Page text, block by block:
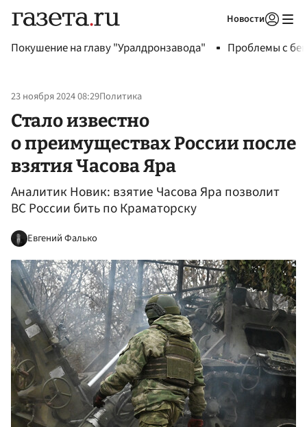
Новости
Покушение на главу "Уралдронзавода" Проблемы с
23 ноября 2024 08:29Политика
Стало известно
о преимуществах России после
взятия Часова Яра
Аналитик Новик: взятие Часова Яра позволит
ВС России бить по Краматорску
Евгений Фалько